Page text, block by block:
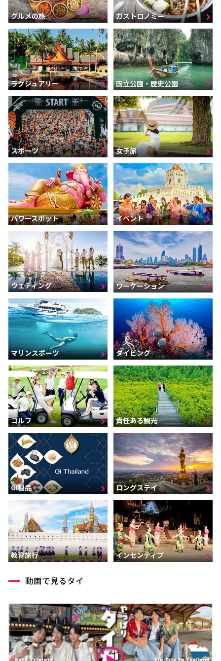
グルメの旅 ガストロノミー
ラグジュアリー 国立公園・歴史公園
スポーツ 女子旅
パワースポット イベント
ウェディング ワーケーション
マリンスポーツ ダイビング
ゴルフ 責任ある観光
GI製品 ロングステイ
教育旅行 インセンティブ
動画で見るタイ